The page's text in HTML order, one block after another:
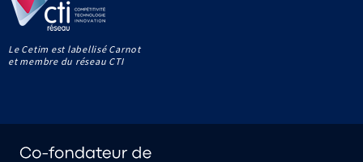
Le Cetim est labellisé Carnot
et membre du réseau CTI